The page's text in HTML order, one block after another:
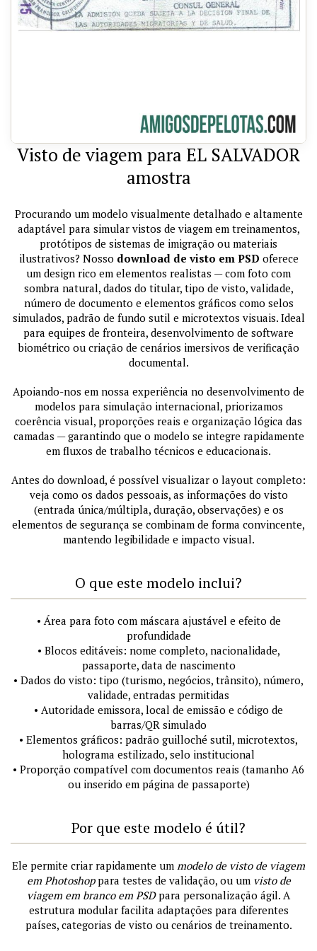
Visto de viagem para EL SALVADOR
amostra
Procurando um modelo visualmente detalhado e altamente
adaptável para simular vistos de viagem em treinamentos,
protótipos de sistemas de imigração ou materiais
ilustrativos? Nosso download de visto em PSD oferece
um design rico em elementos realistas — com foto com
sombra natural, dados do titular, tipo de visto, validade,
número de documento e elementos gráficos como selos
simulados, padrão de fundo sutil e microtextos visuais. Ideal
para equipes de fronteira, desenvolvimento de software
biométrico ou criação de cenários imersivos de verificação
documental.
Apoiando-nos em nossa experiência no desenvolvimento de
modelos para simulação internacional, priorizamos
coerência visual, proporções reais e organização lógica das
camadas — garantindo que o modelo se integre rapidamente
em fluxos de trabalho técnicos e educacionais.
Antes do download, é possível visualizar o layout completo:
veja como os dados pessoais, as informações do visto
(entrada única/múltipla, duração, observações) e os
elementos de segurança se combinam de forma convincente,
mantendo legibilidade e impacto visual.
O que este modelo inclui?
• Área para foto com máscara ajustável e efeito de
profundidade
• Blocos editáveis: nome completo, nacionalidade,
passaporte, data de nascimento
• Dados do visto: tipo (turismo, negócios, trânsito), número,
validade, entradas permitidas
• Autoridade emissora, local de emissão e código de
barras/QR simulado
• Elementos gráficos: padrão guilloché sutil, microtextos,
holograma estilizado, selo institucional
• Proporção compatível com documentos reais (tamanho A6
ou inserido em página de passaporte)
Por que este modelo é útil?
Ele permite criar rapidamente um modelo de visto de viagem
em Photoshoppara testes de validação, ou um visto de
viagem em branco em PSDpara personalização ágil. A
estrutura modular facilita adaptações para diferentes
países, categorias de visto ou cenários de treinamento.